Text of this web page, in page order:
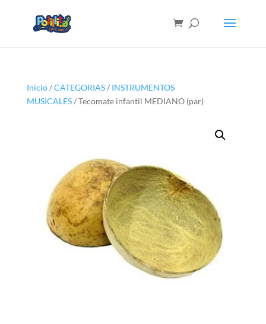
Inicio/CATEGORIAS/ INSTRUMENTOS
MUSICALES/ Tecomate infantil MEDIANO (par)